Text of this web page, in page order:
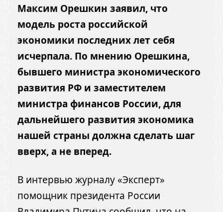
Максим Орешкин заявил, что
модель роста российской
экономики последних лет себя
исчерпала. По мнению Орешкина,
бывшего министра экономического
развития РФ и заместителем
министра финансов России, для
дальнейшего развития экономика
нашей страны должна сделать шаг
вверх, а не вперед.
В интервью журналу «Эксперт»
помощник президента России